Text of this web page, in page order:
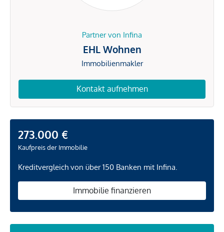
Partner von Infina
EHL Wohnen
Immobilienmakler
Kontakt aufnehmen
273.000 €
Kaufpreis der Immobilie
Kreditvergleich von über 150 Banken mit Infina.
Immobilie finanzieren